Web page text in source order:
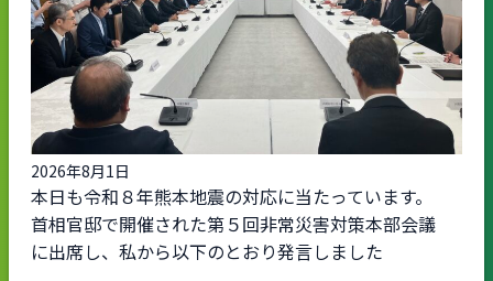
2026年8月1日
本日も令和８年熊本地震の対応に当たっています。
首相官邸で開催された第５回非常災害対策本部会議
に出席し、私から以下のとおり発言しました